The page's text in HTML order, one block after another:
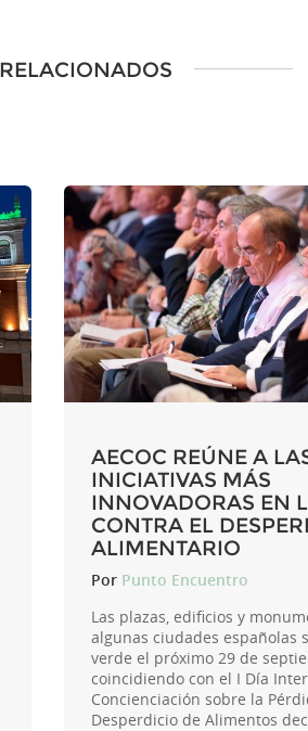
AECOC REÚNE A
INICIATIVAS MÁS
INNOVADORAS EN
CONTRA EL
ALIMENTARIO
Por Punto Encuentro
Las plazas, edificios y
algunas ciudades españolas
verde el próximo 29 de
coincidiendo con el I Día
Concienciación sobre la
Desperdicio de Alimentos